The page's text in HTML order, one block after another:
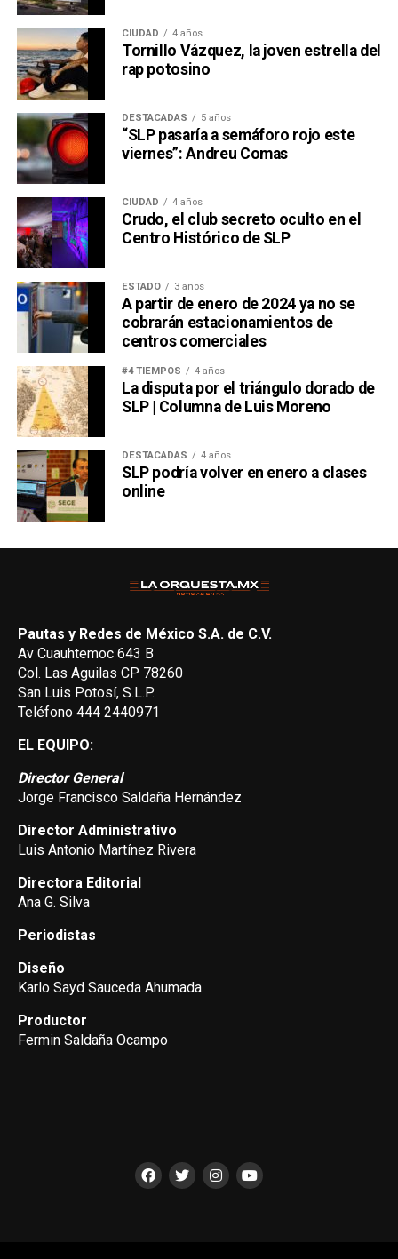
CIUDAD 4 años
Tornillo Vázquez, la joven estrella del
rap potosino
DESTACADAS 5 años
“SLP pasaría a semáforo rojo este
viernes”: Andreu Comas
CIUDAD 4 años
Crudo, el club secreto oculto en el
Centro Histórico de SLP
ESTADO 3 años
A partir de enero de 2024 ya no se
cobrarán estacionamientos de
centros comerciales
#4 TIEMPOS 4 años
La disputa por el triángulo dorado de
SLP | Columna de Luis Moreno
DESTACADAS 4 años
SLP podría volver en enero a clases
online
Pautas y Redes de México S.A. de C.V.
Av Cuauhtemoc 643 B
Col. Las Aguilas CP 78260
San Luis Potosí, S.L.P.
Teléfono 444 2440971
EL EQUIPO:
Director General
Jorge Francisco Saldaña Hernández
Director Administrativo
Luis Antonio Martínez Rivera
Directora Editorial
Ana G. Silva
Periodistas
Diseño
Karlo Sayd Sauceda Ahumada
Productor
Fermin Saldaña Ocampo